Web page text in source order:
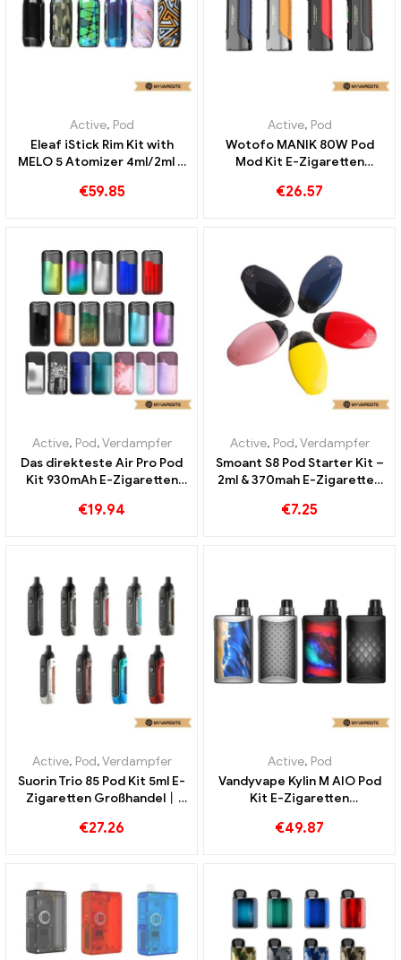
Active, Pod
Eleaf iStick Rim Kit with
MELO 5 Atomizer 4ml/2ml &
Großhandel丨Custom
€59.85
Active, Pod
Wotofo MANIK 80W Pod
Mod Kit E-Zigaretten
€26.57
Active, Pod,Verdampfer
Das direkteste Air Pro Pod
Kit 930mAh E-Zigaretten
€19.94
Active, Pod,Verdampfer
Smoant S8 Pod Starter Kit –
2ml & 370mah E-Zigaretten
€7.25
Active, Pod,Verdampfer
Suorin Trio 85 Pod Kit 5ml E-
Zigaretten Großhandel丨
€27.26
Active, Pod
Vandyvape Kylin M AIO Pod
Kit E-Zigaretten
€49.87